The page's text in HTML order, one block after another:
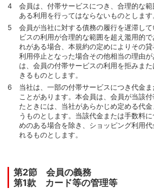
第2節 支払義務と支払方式
第54条 （ショッピング利用代金および
手数料の支払義務）
第55条 （海外アクワイアラー加盟店で
用とショッピング利用代金等）
第56条 （支払方式の種類と内容）
第57条 （分割払いの支払回数）
第58条 （リボルビング払いの支払額の
法）
第59条 （リボルビング払いの支払額の
更）
第61条 （支払方式の指定）
第62条 （指定された支払方式の変更）
会員は、付帯サービスにつき、合理的な
ある利用を行ってはならないものとします
会員が当社に対する債務の履行を遅滞し
ビスの利用が合理的な範囲を超え濫用的
れがある場合、本規約の定めによりその
利用停止となった場合その他相当の理由
は、会員の付帯サービスの利用を拒みま
きるものとします。
当社は、一部の付帯サービスにつき代金
ことがあります。本会員は、会員が当該
たときには、当社があらかじめ定める代
うものとします。当該代金または手数料
めのある場合を除き、ショッピング利用
れるものとします。
第2節 会員の義務
第1款 カード等の管理等